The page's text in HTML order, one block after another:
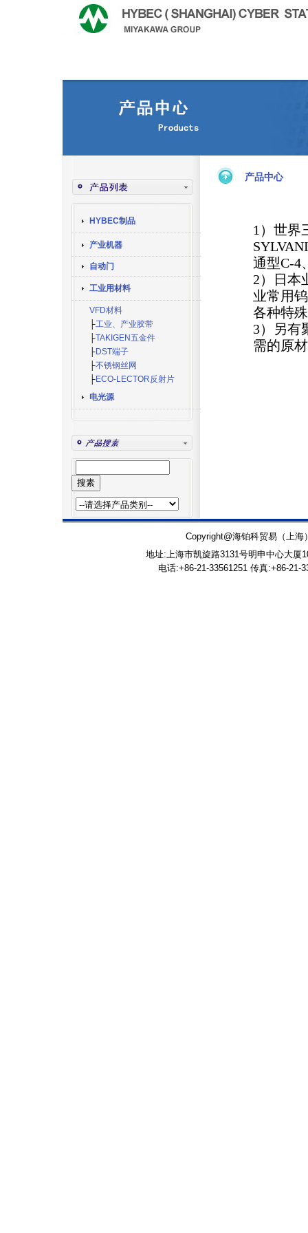
HYBEC制品
产业机器
自动门
工业用材料
VFD材料
├工业、产业胶带
├TAKIGEN五金件
├DST端子
├不锈钢丝网
├ECO-LECTOR反射片
电光源
产品中心
1）世界
通型C-4
2）日本
业常用
各种特
3）另有
需的原
Copyright@海铂科贸易（上
地址:上海市凯旋路3131号明申中心大厦
电话:+86-21-33561251 传真:+86-